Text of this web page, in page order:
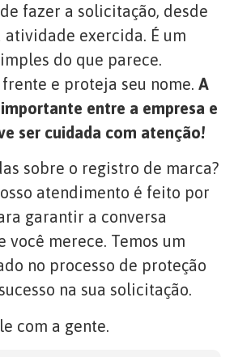
fazer a solicitação, desde
atividade exercida. É um
do que parece.
e proteja seu nome. A
entre a empresa e
ser cuidada com atenção!
sobre o registro de marca?
atendimento é feito por
garantir a conversa
você merece. Temos um
no processo de proteção
na sua solicitação.
com a gente.